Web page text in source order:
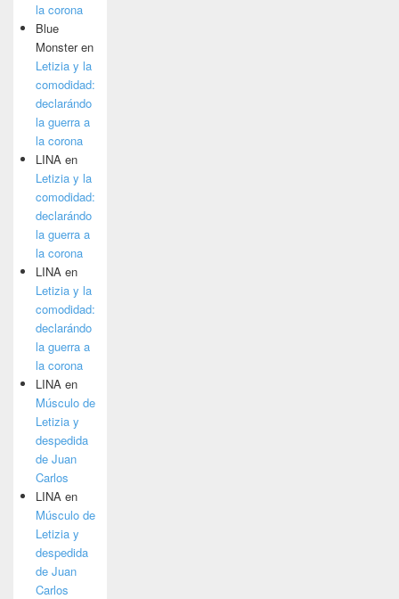
la corona
Blue
Monsteren
Letizia y la
comodidad:
declarándo
la guerra a
la corona
LINA en
Letizia y la
comodidad:
declarándo
la guerra a
la corona
LINA en
Letizia y la
comodidad:
declarándo
la guerra a
la corona
LINA en
Músculo de
Letizia y
despedida
de Juan
Carlos
LINA en
Músculo de
Letizia y
despedida
de Juan
Carlos